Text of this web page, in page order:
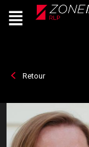
Live
En Direct
Menu
Retour